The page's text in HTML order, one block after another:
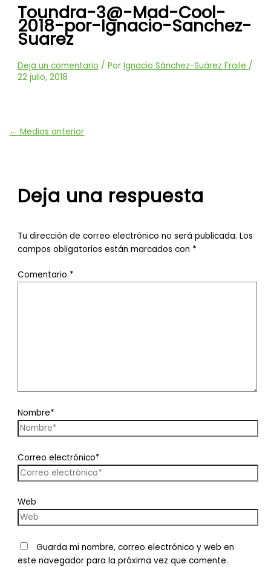
Toundra-3@-Mad-Cool-
2018-por-Ignacio-Sanchez-
Suarez
Deja un comentario / PorIgnacio Sánchez-Suárez Fraile /
22 julio, 2018
← Medios anterior
Deja una respuesta
Tu dirección de correo electrónico no será publicada. Los
campos obligatorios están marcados con *
Comentario *
Nombre*
Correo electrónico*
Web
Guarda mi nombre, correo electrónico y web en
este navegador para la próxima vez que comente.